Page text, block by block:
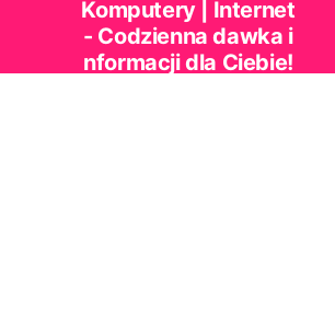
Komputery | Internet
- Codzienna dawka i
nformacji dla Ciebie!